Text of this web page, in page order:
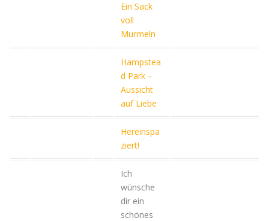
Ein Sack
voll
Murmeln
Hampstea
d Park –
Aussicht
auf Liebe
Hereinspa
ziert!
Ich
wünsche
dir ein
schönes